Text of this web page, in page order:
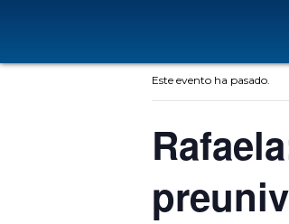
Este evento ha pasado.